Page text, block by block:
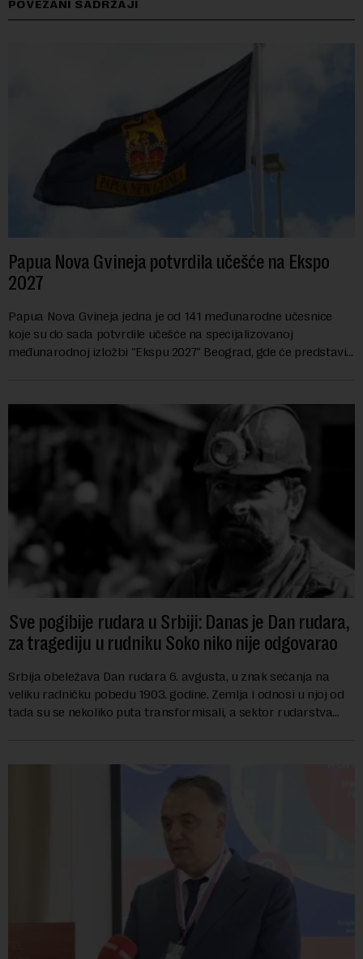
POVEZANI SADRŽAJI
Papua Nova Gvineja potvrdila učešće na Ekspo
2027
Papua Nova Gvineja jedna je od 141 međunarodne učesnice
koje su do sada potvrdile učešće na specijalizovanoj
međunarodnoj izložbi "Ekspu 2027" Beograd, gde će predstaviti
Sve pogibije rudara u Srbiji: Danas je Dan rudara,
za tragediju u rudniku Soko niko nije odgovarao
Srbija obeležava Dan rudara 6. avgusta, u znak sećanja na
veliku radničku pobedu 1903. godine. Zemlja i odnosi u njoj od
tada su se nekoliko puta transformisali, a sektor rudarstva